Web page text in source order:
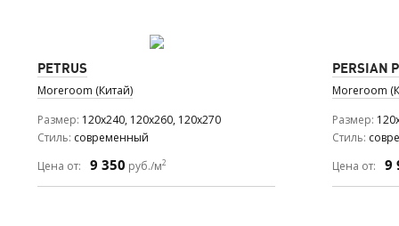
PETRUS
Moreroom (Китай)
Размер 120x240, 120x260, 120x270
Стиль современный
Цена от:
9 350 руб./м2
PERSIAN
Moreroom
Размер
Стиль
Цена от:
9